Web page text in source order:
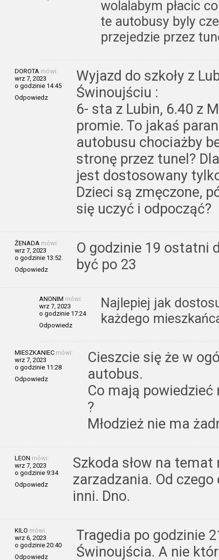
wolalabym płacic
te autobusy byly
przejedzie przez
DOROTA mówi:
wrz 7, 2023
o godzinie 14:45
Odpowiedz
Wyjazd do szkoły z
Świnoujściu :
6- sta z Lubin, 6.40 z
promie. To jakaś
autobusu chociażby
stronę przez tunel?
jest dostosowany
Dzieci są zmęczone,
się uczyć i odpocząć?
ŻENADA mówi:
wrz 7, 2023
o godzinie 13:52
Odpowiedz
O godzinie 19 ostatni
być po 23
ANONIM mówi:
wrz 7, 2023
o godzinie 17:24
Odpowiedz
Najlepiej jak
każdego
MIESZKANIEC mówi:
wrz 7, 2023
o godzinie 11:28
Odpowiedz
Cieszcie się że w
autobus.
Co mają
?
Młodzież nie ma
LEON mówi:
wrz 7, 2023
o godzinie 9:34
Odpowiedz
Szkoda słow na
zarzadzania. Od
inni. Dno.
KILO mówi:
wrz 6, 2023
o godzinie 20:40
Odpowiedz
Tragedia po godzinie
Świnoujścia. A nie